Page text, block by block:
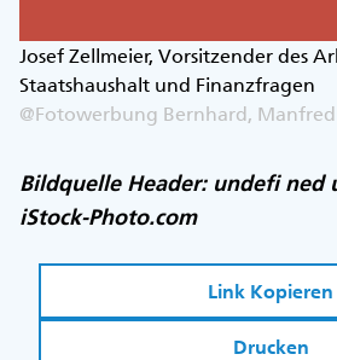
Josef Zellmeier, Vorsitzender des
Staatshaushalt und Finanzfragen
@Fotowerbung Bernhard,
Bildquelle Header: undefi ned
iStock-Photo.com
Link Kopieren
Drucken